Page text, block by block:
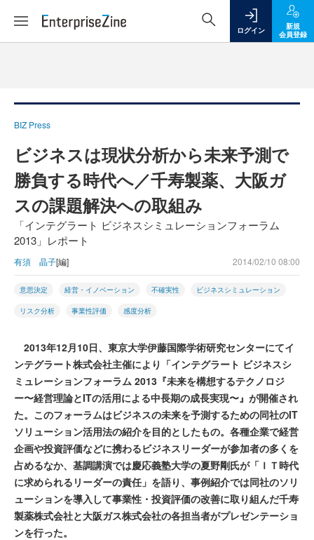
ログイン
新規
会員登録
BIZ Press
ビジネスは現状分析から未来予測で
勝負する時代へ／千寿製薬、大阪ガ
スの課題解決への取組み
「インテグラート ビジネスシミュレーションフォーラム
2013」レポート
有須 晶子[編] 2014/02/10 08:00
意思決定 経営・イノベーション 不確実性 ビジネスシミュレーション
リスク分析 事業性評価 感度分析
2013年12月10日、東京大学伊藤国際学術研究センターにてイ
ンテグラート株式会社主催により「インテグラート ビジネスシ
ミュレーションフォーラム 2013『未来を構想するテクノロジ
ー〜経営理論とITの活用による中長期の成長実現〜』が開催され
た。このフォーラムはビジネスの未来を予測するための同社のIT
ソリューション活用法の紹介を目的としたもの。各種企業で経営
企画や投資評価などに携わるビジネスリーダーが参加者の多くを
占めるなか、基調講演では慶応義塾大学の夏野剛氏が「ＩＴ時代
に求められるリーダーの責任」を語り、事例紹介では同社のソリ
ューションを導入して事業性・投資評価の改善に取り組んだ千寿
製薬株式会社と大阪ガス株式会社の各担当者がプレゼンテーショ
ンを行った。